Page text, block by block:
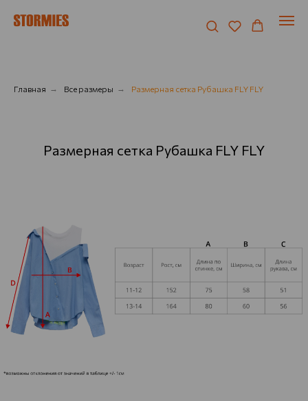
Главная → Все размеры → Размерная сетка Рубашка FLY FLY
Размерная сетка Рубашка FLY FLY